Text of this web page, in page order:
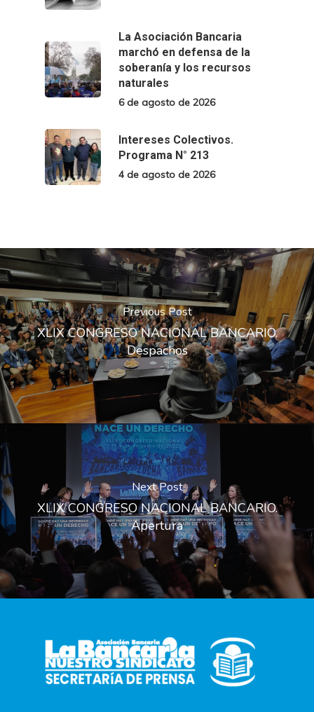
La Asociación Bancaria
marchó en defensa de la
soberanía y los recursos
naturales
6 de agosto de 2026
Intereses Colectivos.
Programa N° 213
4 de agosto de 2026
Previous Post
XLIX CONGRESO NACIONAL BANCARIO.
Despachos
Next Post
XLIX CONGRESO NACIONAL BANCARIO.
Apertura